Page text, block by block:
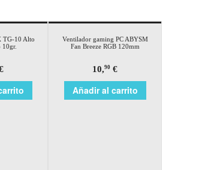
TG-10 Alto
10gr.
Ventilador gaming PC ABYSM
Fan Breeze RGB 120mm
10,90 €
Añadir al carrito